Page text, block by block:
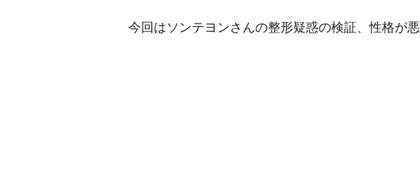
今回はソンテヨンさんの整形疑惑の検証、性格が